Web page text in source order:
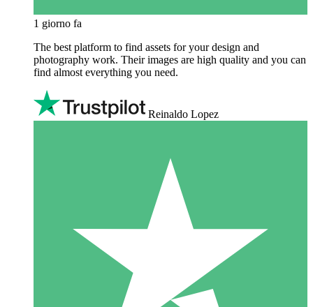
1 giorno fa
The best platform to find assets for your design and
photography work. Their images are high quality and you can
find almost everything you need.
Reinaldo Lopez